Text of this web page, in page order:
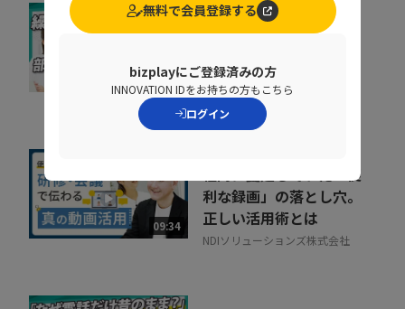
07:52
なぜ部下は同じことを聞
をゼロにする方法
NDIソリューションズ株式会社
09:34
社内に蔓延していた「便
利な録画」の落とし穴。
正しい活用術とは
NDIソリューションズ株式会社
無料で会員登録する
bizplayにご登録済みの方
INNOVATION IDをお持ちの方もこちら
ログイン